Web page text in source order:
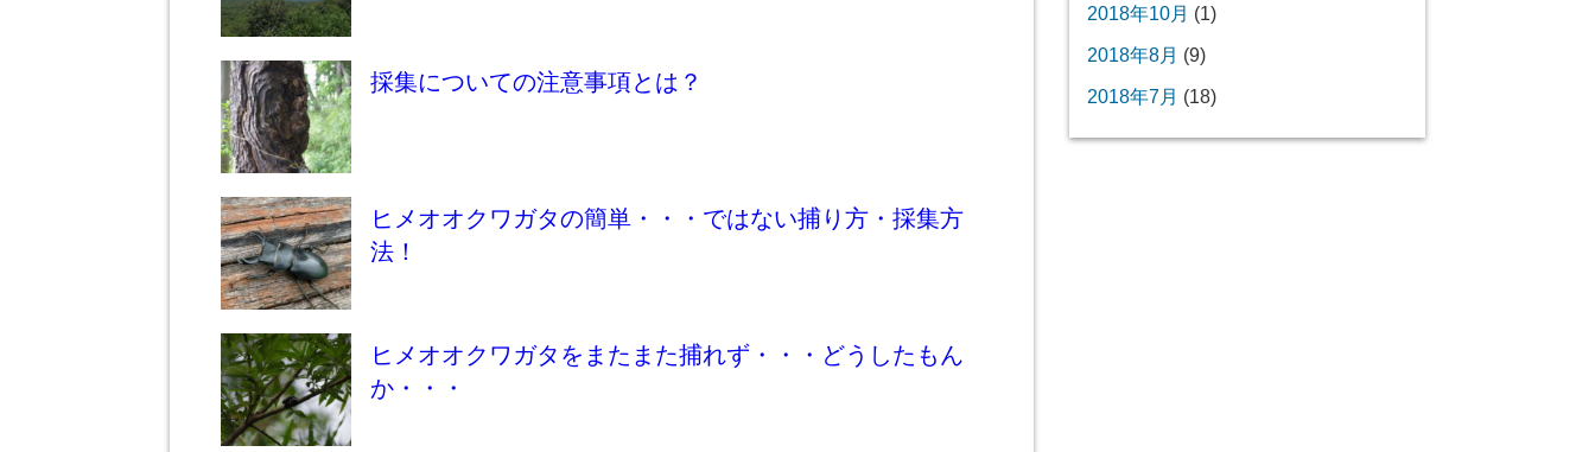
採集についての注意事項とは？
ヒメオオクワガタの簡単・・・ではない捕り方・採集方
法！
ヒメオオクワガタをまたまた捕れず・・・どうしたもん
か・・・
2018年10月 (1)
2018年8月 (9)
2018年7月 (18)